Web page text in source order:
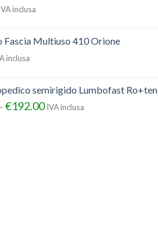
inclusa
Fascia Multiuso 410 Orione
inclusa
semirigido Lumbofast Ro+ten
€192.00 IVA inclusa